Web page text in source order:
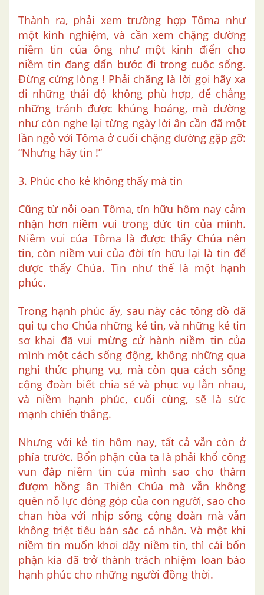
Thành ra, phải xem trường hợp Tôma như
một kinh nghiệm, và cần xem chặng đường
niềm tin của ông như một kinh điển cho
niềm tin đang dấn bước đi trong cuộc sống.
Đừng cứng lòng ! Phải chăng là lời gọi hãy xa
đi những thái độ không phù hợp, để chẳng
những tránh được khủng hoảng, mà dường
như còn nghe lại từng ngày lời ân cần đã một
lần ngỏ với Tôma ở cuối chặng đường gặp gỡ:
“Nhưng hãy tin !”
3. Phúc cho kẻ không thấy mà tin
Cũng từ nỗi oan Tôma, tín hữu hôm nay cảm
nhận hơn niềm vui trong đức tin của mình.
Niềm vui của Tôma là được thấy Chúa nên
tin, còn niềm vui của đời tín hữu lại là tin để
được thấy Chúa. Tin như thế là một hạnh
phúc.
Trong hạnh phúc ấy, sau này các tông đồ đã
qui tụ cho Chúa những kẻ tin, và những kẻ tin
sơ khai đã vui mừng cử hành niềm tin của
mình một cách sống động, không những qua
nghi thức phụng vụ, mà còn qua cách sống
cộng đoàn biết chia sẻ và phục vụ lẫn nhau,
và niềm hạnh phúc, cuối cùng, sẽ là sức
mạnh chiến thắng.
Nhưng với kẻ tin hôm nay, tất cả vẫn còn ở
phía trước. Bổn phận của ta là phải khổ công
vun đắp niềm tin của mình sao cho thắm
đượm hồng ân Thiên Chúa mà vẫn không
quên nỗ lực đóng góp của con người, sao cho
chan hòa với nhịp sống cộng đoàn mà vẫn
không triệt tiêu bản sắc cá nhân. Và một khi
niềm tin muốn khơi dậy niềm tin, thì cái bổn
phận kia đã trở thành trách nhiệm loan báo
hạnh phúc cho những người đồng thời.